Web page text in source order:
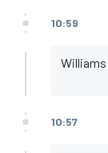
10:59
Williams
10:57